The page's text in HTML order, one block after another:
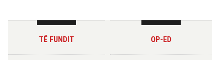
TË FUNDIT OP-ED